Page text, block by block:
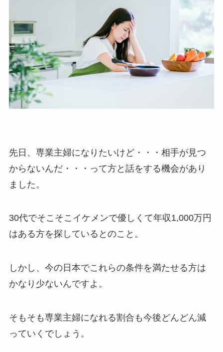
先日、専業主婦になりたいけど・・・相手が見つ
からないんだ・・・って方と話をする機会があり
ました。
30代でそこそこイケメンで優しくて年収1,000万円
はある方を探しているとのこと。
しかし、今の日本でこれらの条件を満たせる方は
かなり少ないんですよ。
そもそも専業主婦になれる割合も今後どんどん減
っていくでしょう。